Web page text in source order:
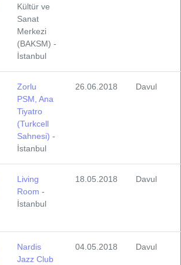
Kültür ve
Sanat
Merkezi
(BAKSM) -
İstanbul
Zorlu
PSM, Ana
Tiyatro
(Turkcell
Sahnesi) -
İstanbul
26.06.2018 Davul
Living
Room -
İstanbul
18.05.2018 Davul
Nardis
Jazz Club
04.05.2018 Davul